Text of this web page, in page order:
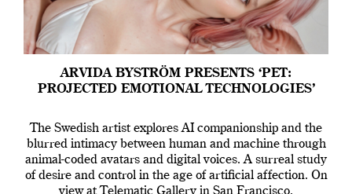
ARVIDA BYSTRÖM PRESENTS ‘PET:
PROJECTED EMOTIONAL TECHNOLOGIES’
The Swedish artist explores AI companionship and the
blurred intimacy between human and machine through
animal-coded avatars and digital voices. A surreal study
of desire and control in the age of artificial affection. On
view at Telematic Gallery in San Francisco.